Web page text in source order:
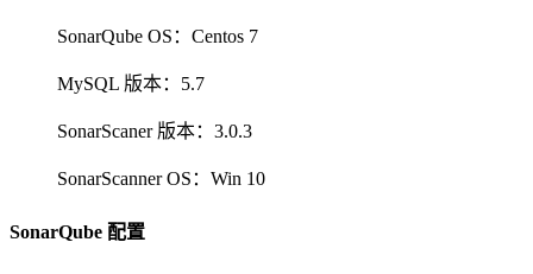
SonarQube OS：Centos 7
MySQL 版本：5.7
SonarScaner 版本：3.0.3
SonarScanner OS：Win 10
SonarQube 配置